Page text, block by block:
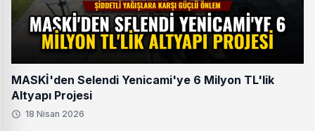
MASKİ'den Selendi Yenicami'ye 6 Milyon TL'lik
Altyapı Projesi
18 Nisan 2026